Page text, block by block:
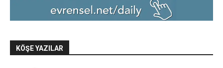
KÖŞE YAZILAR